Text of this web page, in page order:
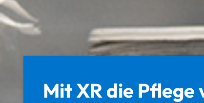
Mit XR die Pflege